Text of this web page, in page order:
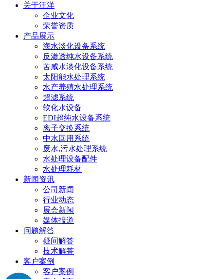
关于汪洋
企业文化
荣誉资质
产品展示
海水淡化设备系统
反渗透纯水设备系统
苦咸水淡化设备系统
太阳能水处理系统
水产养殖水处理系统
超滤系统
软化水设备
EDI超纯水设备系统
离子交换系统
中水回用系统
废水,污水处理系统
水处理设备配件
水处理耗材
新闻资讯
公司新闻
行业动态
展会新闻
媒体报道
问题解答
疑问解答
技术解答
客户案例
客户案例